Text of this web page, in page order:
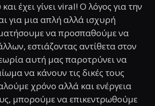
έχει γίνει viral! Ο λόγος για την
για μια απλή αλλά ισχυρή
να προσπαθούμε να
εστιάζοντας αντίθετα στον
αυτή μας παροτρύνει να
να κάνουν τις δικές τους
χρόνο αλλά και ενέργεια
μπορούμε να επικεντρωθούμε